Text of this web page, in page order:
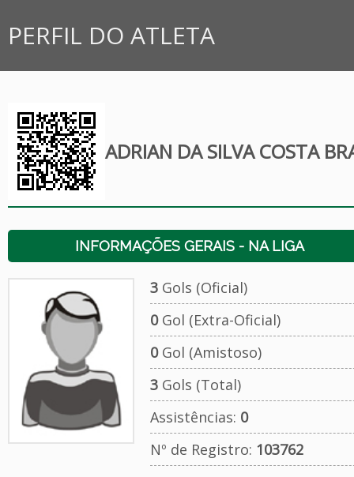
PERFIL DO ATLETA
ADRIAN DA SILVA COSTA
INFORMAÇÕES GERAIS - NA LIGA
3Gols (Oficial)
0Gol (Extra-Oficial)
0Gol (Amistoso)
3Gols (Total)
Assistências: 0
Nº de Registro: 103762